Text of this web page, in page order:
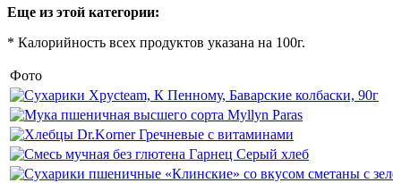
Еще из этой категории:
* Калорийность всех продуктов указана на 100г.
Фото